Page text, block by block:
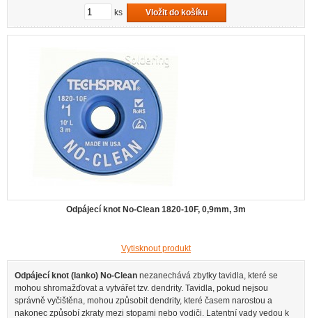
ks Vložit do košíku
Odpájecí knot No-Clean 1820-10F, 0,9mm, 3m
Vytisknout produkt
Odpájecí knot (lanko) No-Clean nezanechává zbytky tavidla, které se
mohou shromažďovat a vytvářet tzv. dendrity. Tavidla, pokud nejsou
správně vyčištěna, mohou způsobit dendrity, které časem narostou a
nakonec způsobí zkraty mezi stopami nebo vodiči. Latentní vady vedou k